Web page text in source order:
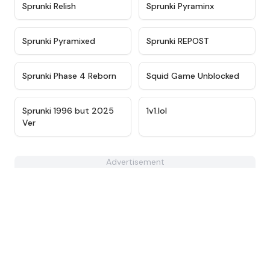
Sprunki Relish Sprunki Pyraminx
Sprunki Pyramixed Sprunki REPOST
★ 4.3
Sprunki Phase 4 Reborn ★ 4.6
Squid Game Unblocked
★
Sprunki 1996 but 2025
Ver
1v1.lol
Advertisement